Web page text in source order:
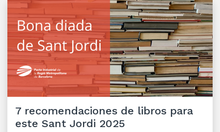
7 recomendaciones de libros para
este Sant Jordi 2025